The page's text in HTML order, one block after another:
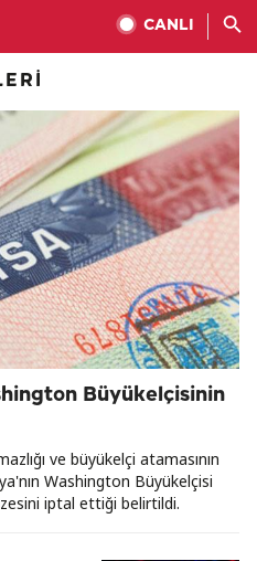
CANLI
Büyükelçisinin
ve büyükelçi atamasının
Washington Büyükelçisi
iptal ettiği belirtildi.